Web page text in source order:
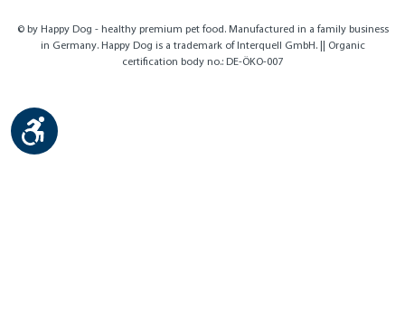
© by Happy Dog - healthy premium pet food. Manufactured in a family business
in Germany. Happy Dog is a trademark of Interquell GmbH. || Organic
certification body no.: DE-ÖKO-007
Show toolbar